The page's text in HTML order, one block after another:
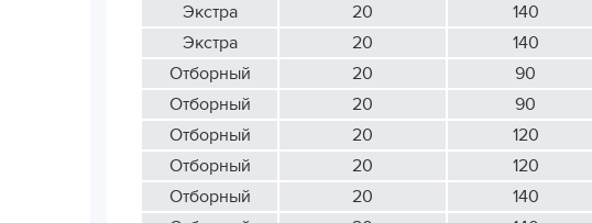
Экстра
20 140
Экстра
20 140
Отборный
20 90
Отборный
20 90
Отборный
20 120
Отборный
20 120
Отборный
20 140